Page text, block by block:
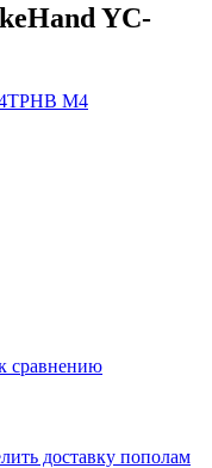
YC-
сравнению
доставку пополам